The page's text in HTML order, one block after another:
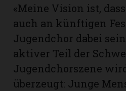
«Meine Vision ist,
auch an künftigen
Jugendchor dabei
aktiver Teil der
Jugendchorszene
überzeugt: Junge